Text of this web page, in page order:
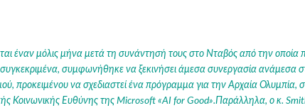
έναν μόλις μήνα μετά τη συνάντησή τους στο Νταβός από την οποία
συμφωνήθηκε να ξεκινήσει άμεσα συνεργασία ανάμεσα
προκειμένου να σχεδιαστεί ένα πρόγραμμα για την Αρχαία Ολυμπία,
Κοινωνικής Ευθύνης της Microsoft «AI for Good».Παράλληλα, ο κ. Smith